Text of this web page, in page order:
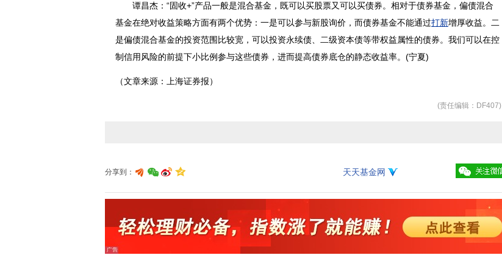
谭昌杰：“固收+”产品一般是混合基金，既可以买股票又可以买债券。相对于债券基金 ，偏债混合
基金在绝对收益策略方面有两个优势：一是可以参与新股询价，而债券基金不能通过打新增厚收益。二
是偏债混合基金的投资范围比较宽，可以投资永续债、
二级资本债等带权益属性的债券。我们可以在控
制信用风险的前提下小比例参与这些债券，进而提高债券底仓的静态收益率。(宁夏)
（文章来源：上海证券报）
(责任编辑：DF407)
分享到： 天天基金网